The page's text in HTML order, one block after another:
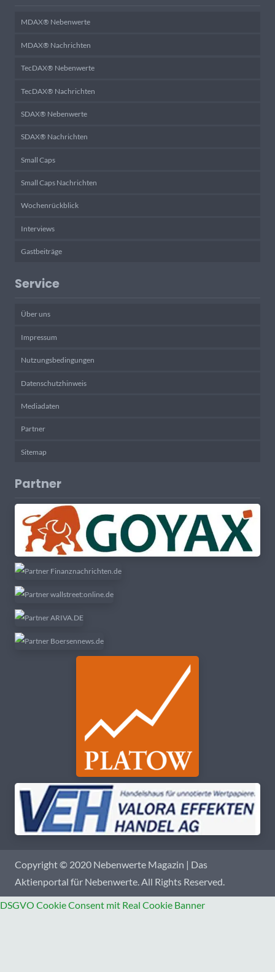
MDAX® Nebenwerte
MDAX® Nachrichten
TecDAX® Nebenwerte
TecDAX® Nachrichten
SDAX® Nebenwerte
SDAX® Nachrichten
Small Caps
Small Caps Nachrichten
Wochenrückblick
Interviews
Gastbeiträge
Service
Über uns
Impressum
Nutzungsbedingungen
Datenschutzhinweis
Mediadaten
Partner
Sitemap
Partner
Copyright © 2020 Nebenwerte Magazin | Das
Aktienportal für Nebenwerte. All Rights Reserved.
DSGVO Cookie Consent mit Real Cookie Banner